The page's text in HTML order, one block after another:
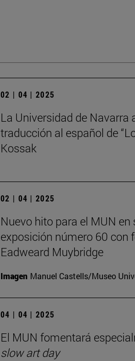
02 | 04 | 2025
La Universidad de Navarra
traducción al español de
Kossak
02 | 04 | 2025
Nuevo hito para el MUN
exposición número 60 con
Eadweard Muybridge
Imagen Manuel Castells/Museo
04 | 04 | 2025
El MUN fomentará
slow art day